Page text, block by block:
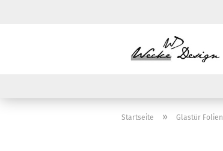
Startseite » Glastür Folien